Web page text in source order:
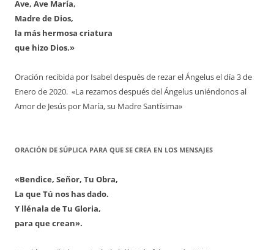
Ave, Ave María,
Madre de Dios,
la más hermosa criatura
que hizo Dios.»
Oración recibida por Isabel después de rezar el Ángelus el día 3 de
Enero de 2020. «La rezamos después del Ángelus uniéndonos al
Amor de Jesús por María, su Madre Santísima»
ORACIÓN DE SÚPLICA PARA QUE SE CREA EN LOS MENSAJES
«Bendice, Señor, Tu Obra,
La que Tú nos has dado.
Y llénala de Tu Gloria,
para que crean».